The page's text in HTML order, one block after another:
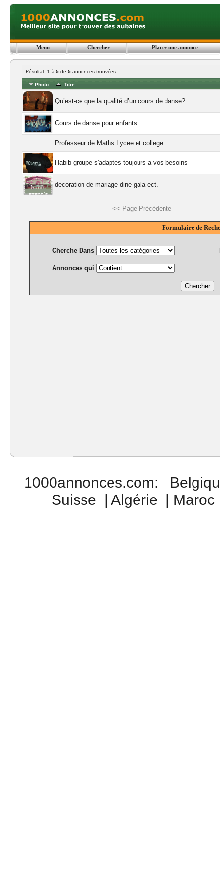
Menu Chercher Placer une annonce
Résultat: 1 à 5 de 5 annonces trouvées
Photo Titre
Qu’est-ce que la qualité d’un cours de danse?
Cours de danse pour enfants
Professeur de Maths Lycee et college
Habib groupe s'adaptes toujours a vos besoins
decoration de mariage dine gala ect.
<< Page Précédente
Formulaire de
Cherche Dans
Annonces qui
1000annonces.com:
Suisse | Algérie | Maroc